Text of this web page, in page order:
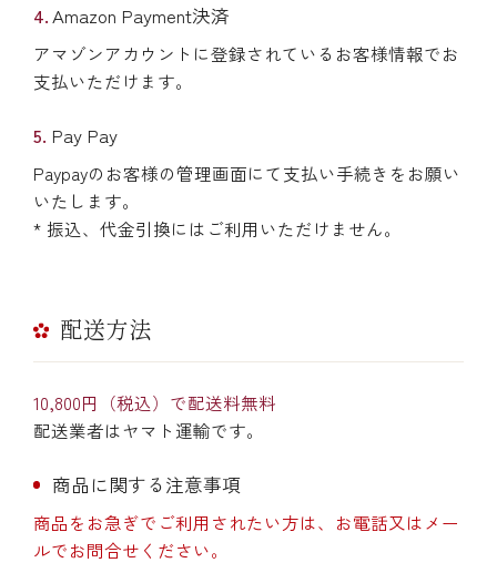
Amazon Payment決済
アマゾンアカウントに登録されているお客様情報でお
支払いただけます。
Pay Pay
Paypayのお客様の管理画面にて支払い手続きをお願い
いたします。
* 振込、代金引換にはご利用いただけません。
配送方法
10,800円（税込）で配送料無料
配送業者はヤマト運輸です。
商品に関する注意事項
商品をお急ぎでご利用されたい方は、お電話又はメー
ルでお問合せください。